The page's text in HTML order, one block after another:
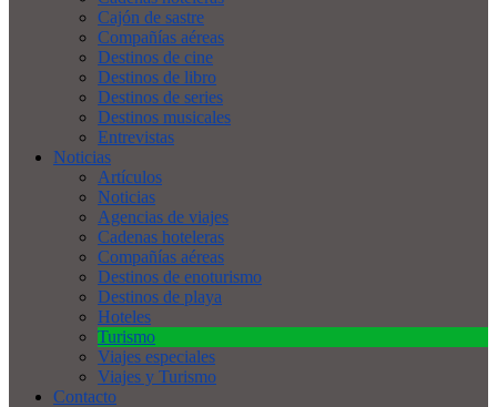
Cajón de sastre
Compañías aéreas
Destinos de cine
Destinos de libro
Destinos de series
Destinos musicales
Entrevistas
Noticias
Artículos
Noticias
Agencias de viajes
Cadenas hoteleras
Compañías aéreas
Destinos de enoturismo
Destinos de playa
Hoteles
Turismo
Viajes especiales
Viajes y Turismo
Contacto